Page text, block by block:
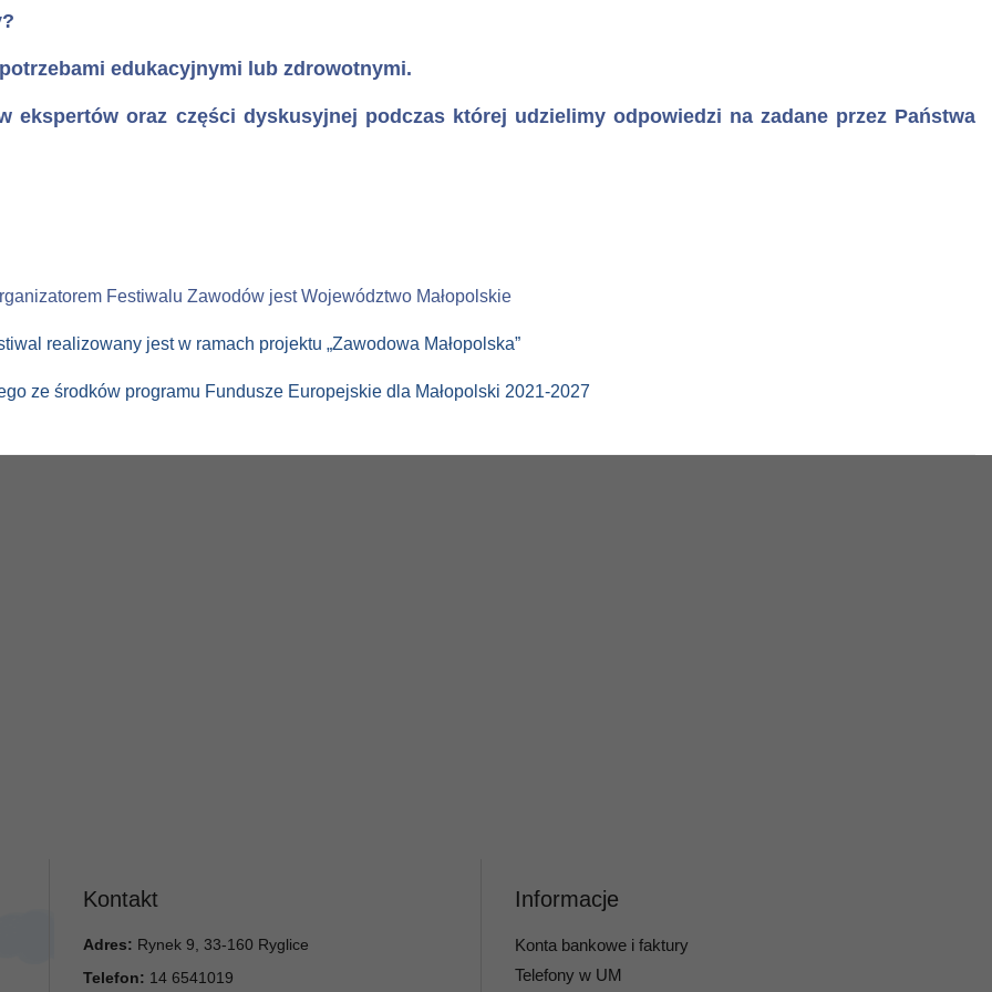
edukacyjnymi lub zdrowotnymi.
ekspertów oraz części dyskusyjnej podczas której udzielimy odpowiedzi na zadane przez Państwa
Festiwalu Zawodów jest Województwo Małopolskie
realizowany jest w ramach projektu „Zawodowa Małopolska”
ze środków programu Fundusze Europejskie dla Małopolski 2021-2027
Kontakt
Adres: Rynek 9, 33-160 Ryglice
Telefon: 14 6541019
Informacje
Konta bankowe i faktury
Telefony w UM